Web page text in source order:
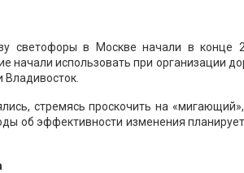
светофоры в Москве начали в конце
начали использовать при организации
стремясь проскочить на
об эффективности изменения